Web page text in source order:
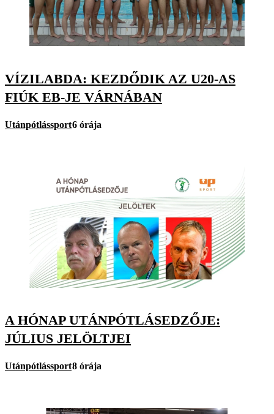
VÍZILABDA: KEZDŐDIK AZ U20-AS
FIÚK EB-JE VÁRNÁBAN
Utánpótlássport6 órája
A HÓNAP UTÁNPÓTLÁSEDZŐJE:
JÚLIUS JELÖLTJEI
Utánpótlássport8 órája